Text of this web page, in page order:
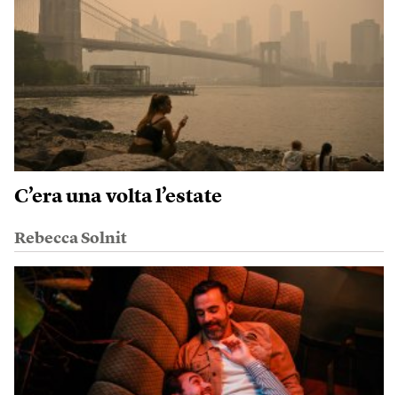
C’era una volta l’estate
Rebecca Solnit